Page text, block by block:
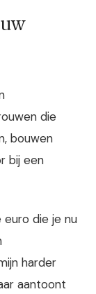
die
bouwen
bij een
euro die je nu
harder
aantoont